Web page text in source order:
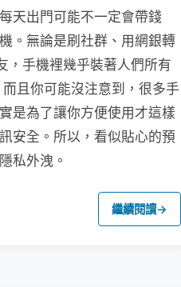
天出門可能不一定會帶錢
。無論是刷社群、用網銀轉
，手機裡幾乎裝著人們所有
且你可能沒注意到，很多手
是為了讓你方便使用才這樣
安全。所以，看似貼心的預
私外洩。
繼續閱讀→